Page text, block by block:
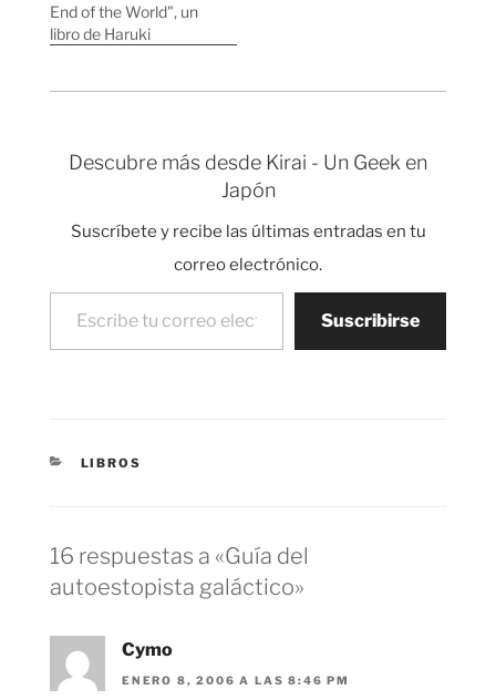
End of the World", un
libro de Haruki
hasta el momento y
no lo…
Descubre más desde Kirai - Un Geek en
Japón
Suscríbete y recibe las últimas entradas en tu
correo electrónico.
Escribe tu correo electrónico…
Suscribirse
CATEGORÍAS
LIBROS
16 respuestas a «Guía del
autoestopista galáctico»
Cymo
ENERO 8, 2006 A LAS 8:46 PM